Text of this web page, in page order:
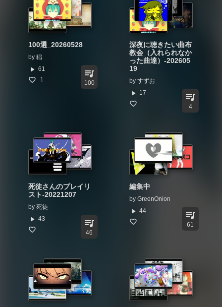
100選_20260528
by 稲
play_arrow 61
1
queue_music
100
深夜に聴きたい曲布
教会（入れられなか
った曲達）-202605
19
by すずお
play_arrow 17 queue_music
4
死徒さんのプレイリ
スト-20221207
by 死徒
play_arrow 43 queue_music
46
編集中
by GreenOnion
play_arrow 44 queue_music
61